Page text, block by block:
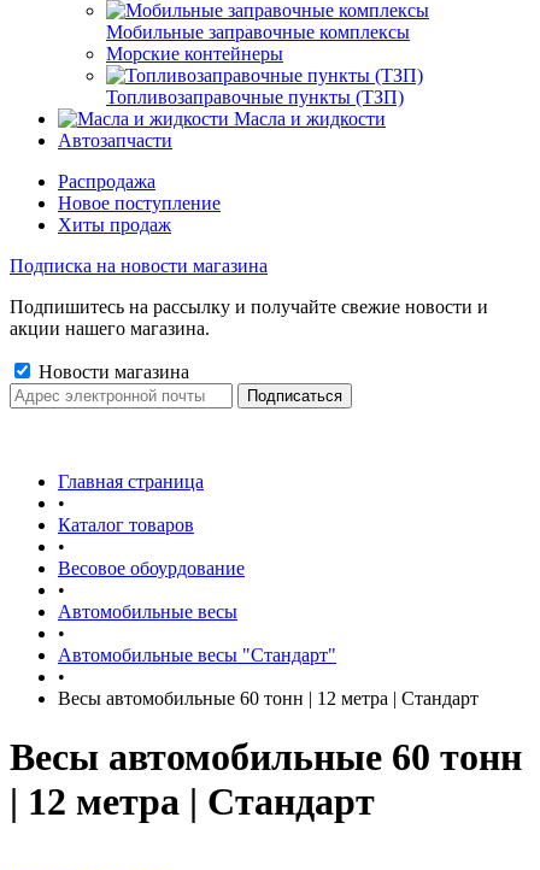
Мобильные заправочные комплексы
Морские контейнеры
Топливозаправочные пункты (ТЗП)
Масла и жидкости
Автозапчасти
Распродажа
Новое поступление
Хиты продаж
Подписка на новости магазина
Подпишитесь на рассылку и получайте свежие новости и
акции нашего магазина.
Новости магазина
Главная страница
•
Каталог товаров
•
Весовое обоурдование
•
Автомобильные весы
•
Автомобильные весы "Стандарт"
•
Весы автомобильные 60 тонн | 12 метра | Стандарт
Весы автомобильные 60 тонн
| 12 метра | Стандарт